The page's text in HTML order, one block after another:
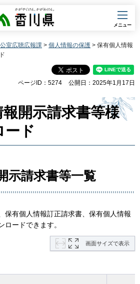
香川県
メニュー
室広聴広報課 > 個人情報の保護 > 保有個人情報
ページID：5274 公開日：2025年1月17日
開示請求書等様
ード
示請求書等一覧
保有個人情報訂正請求書、保有個人情報
ロードできます。
画面サイズで表示